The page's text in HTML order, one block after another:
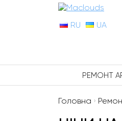
RU UA
РЕМОНТ
Головна ›